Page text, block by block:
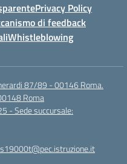
Privacy Policy
di feedback
Whistleblowing
87/89 - 00146 Roma.
Roma
- Sede succursale: